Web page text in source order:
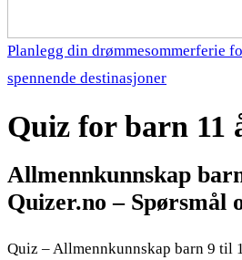
Planlegg din drømmesommerferie
spennende destinasjoner
Quiz for barn 11
Allmennkunnskap
Quizer.no – Spørsmål
Quiz – Allmennkunnskap barn 9 til